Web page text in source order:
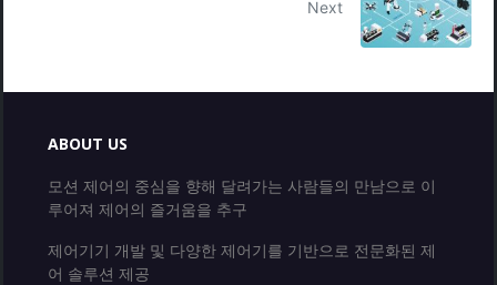
Next
ABOUT US
모션 제어의 중심을 향해 달려가는 사람들의 만남으로 이
루어져 제어의 즐거움을 추구
제어기기 개발 및 다양한 제어기를 기반으로 전문화된 제
어 솔루션 제공